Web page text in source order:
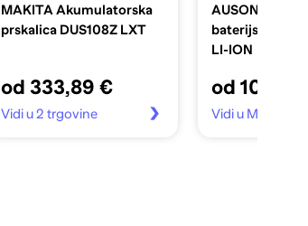
MAKITA Akumulatorska
prskalica DUS108Z LXT
od 333,89 €
Vidi u 2 trgovine
AUSONIA
baterijska
LI-ION
od
Vidi u Mall.hr